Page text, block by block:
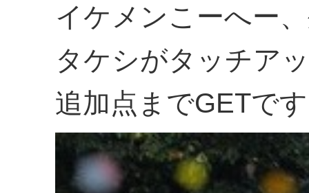
イケメンこーへー
タケシがタッチア
追加点までGETで